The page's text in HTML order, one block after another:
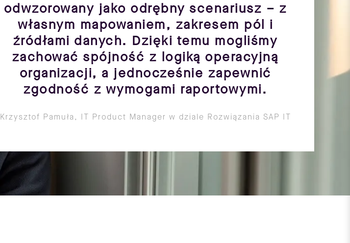
odwzorowany jako odrębny scenariusz – z
własnym mapowaniem, zakresem pól i
źródłami danych. Dzięki temu mogliśmy
zachować spójność z logiką operacyjną
organizacji, a jednocześnie zapewnić
zgodność z wymogami raportowymi.
Krzysztof Pamuła, IT Product Manager w dziale Rozwiązania SAP IT